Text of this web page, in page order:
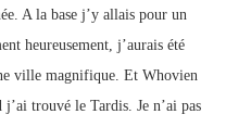
A la base j’y allais pour un
heureusement, j’aurais été
ville magnifique. Et Whovien
trouvé le Tardis. Je n’ai pas